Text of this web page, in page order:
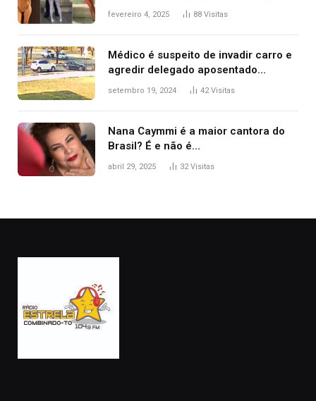
West que apareceu nua no Grammy
fevereiro 4, 2025 88 Visitas
Médico é suspeito de invadir carro e
agredir delegado aposentado
durante confusão no trânsito
setembro 19, 2024 42Visitas
Nana Caymmi é a maior cantora do
Brasil? É e não é…
abril 29, 2025 32Visitas